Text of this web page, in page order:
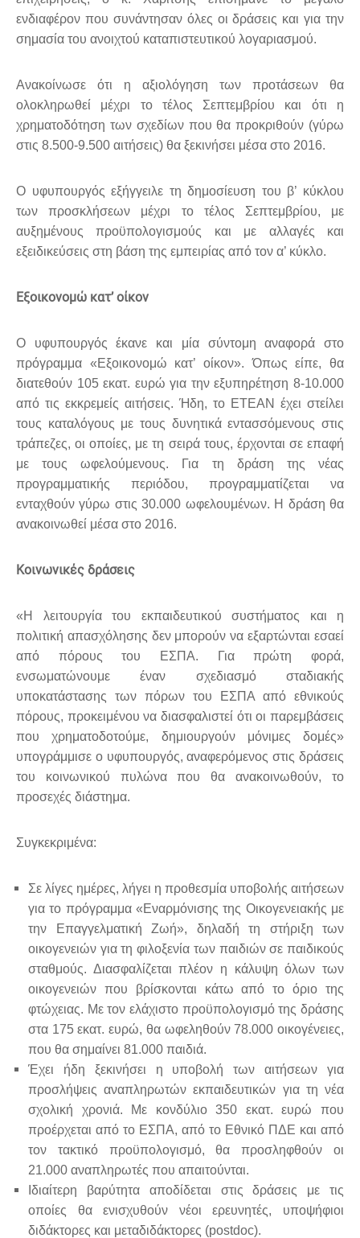
ενδιαφέρον που συνάντησαν όλες οι δράσεις και για την
σημασία του ανοιχτού καταπιστευτικού λογαριασμού.
Ανακοίνωσε ότι η αξιολόγηση των προτάσεων θα
ολοκληρωθεί μέχρι το τέλος Σεπτεμβρίου και ότι η
χρηματοδότηση των σχεδίων που θα προκριθούν (γύρω
στις ‪8.500-9.500‬ αιτήσεις) θα ξεκινήσει μέσα στο 2016.
Ο υφυπουργός εξήγγειλε τη δημοσίευση του β’ κύκλου
των προσκλήσεων μέχρι το τέλος Σεπτεμβρίου, με
αυξημένους προϋπολογισμούς και με αλλαγές και
εξειδικεύσεις στη βάση της εμπειρίας από τον α’ κύκλο.
Εξοικονομώ κατ’ οίκον
Ο υφυπουργός έκανε και μία σύντομη αναφορά στο
πρόγραμμα «Εξοικονομώ κατ’ οίκον». Όπως είπε, θα
διατεθούν 105 εκατ. ευρώ για την εξυπηρέτηση 8-10.000
από τις εκκρεμείς αιτήσεις. Ήδη, το ΕΤΕΑΝ έχει στείλει
τους καταλόγους με τους δυνητικά εντασσόμενους στις
τράπεζες, οι οποίες, με τη σειρά τους, έρχονται σε επαφή
με τους ωφελούμενους. Για τη δράση της νέας
προγραμματικής περιόδου, προγραμματίζεται να
ενταχθούν γύρω στις 30.000 ωφελουμένων. Η δράση θα
ανακοινωθεί μέσα στο 2016.
Κοινωνικές δράσεις
«Η λειτουργία του εκπαιδευτικού συστήματος και η
πολιτική απασχόλησης δεν μπορούν να εξαρτώνται εσαεί
από πόρους του ΕΣΠΑ. Για πρώτη φορά,
ενσωματώνουμε έναν σχεδιασμό σταδιακής
υποκατάστασης των πόρων του ΕΣΠΑ από εθνικούς
πόρους, προκειμένου να διασφαλιστεί ότι οι παρεμβάσεις
που χρηματοδοτούμε, δημιουργούν μόνιμες δομές»
υπογράμμισε ο υφυπουργός, αναφερόμενος στις δράσεις
του κοινωνικού πυλώνα που θα ανακοινωθούν, το
προσεχές διάστημα.
Συγκεκριμένα:
Σε λίγες ημέρες, λήγει η προθεσμία υποβολής αιτήσεων
για το πρόγραμμα «Εναρμόνισης της Οικογενειακής με
την Επαγγελματική Ζωή», δηλαδή τη στήριξη των
οικογενειών για τη φιλοξενία των παιδιών σε παιδικούς
σταθμούς. Διασφαλίζεται πλέον η κάλυψη όλων των
οικογενειών που βρίσκονται κάτω από το όριο της
φτώχειας. Με τον ελάχιστο προϋπολογισμό της δράσης
στα 175 εκατ. ευρώ, θα ωφεληθούν 78.000 οικογένειες,
που θα σημαίνει 81.000 παιδιά.
Έχει ήδη ξεκινήσει η υποβολή των αιτήσεων για
προσλήψεις αναπληρωτών εκπαιδευτικών για τη νέα
σχολική χρονιά. Με κονδύλιο 350 εκατ. ευρώ που
προέρχεται από το ΕΣΠΑ, από το Εθνικό ΠΔΕ και από
τον τακτικό προϋπολογισμό, θα προσληφθούν οι
21.000 αναπληρωτές που απαιτούνται.
Ιδιαίτερη βαρύτητα αποδίδεται στις δράσεις με τις
οποίες θα ενισχυθούν νέοι ερευνητές, υποψήφιοι
διδάκτορες και μεταδιδάκτορες (postdoc).